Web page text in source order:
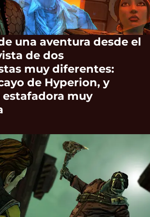
una aventura desde el
de dos
muy diferentes:
de Hyperion, y
estafadora muy